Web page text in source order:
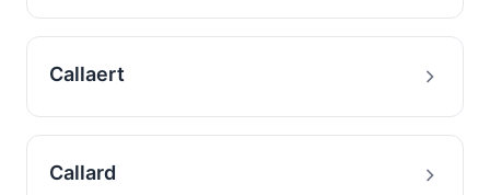
Callaert
Callard